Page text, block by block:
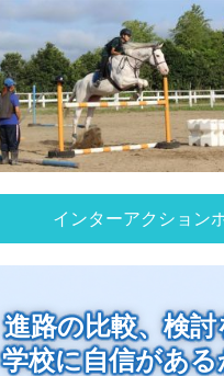
インターアクション
進路の比較、検
学校に自信があ